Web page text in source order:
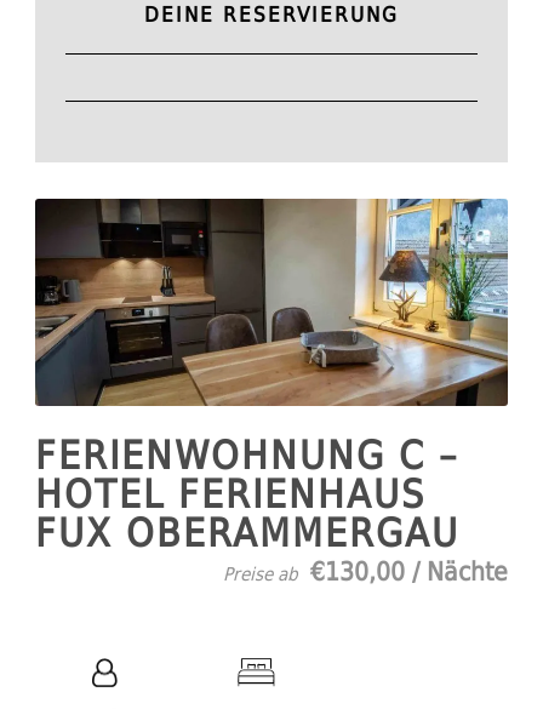
DEINE RESERVIERUNG
FERIENWOHNUNG C –
HOTEL FERIENHAUS
FUX OBERAMMERGAU
Preise ab €130,00 / Nächte